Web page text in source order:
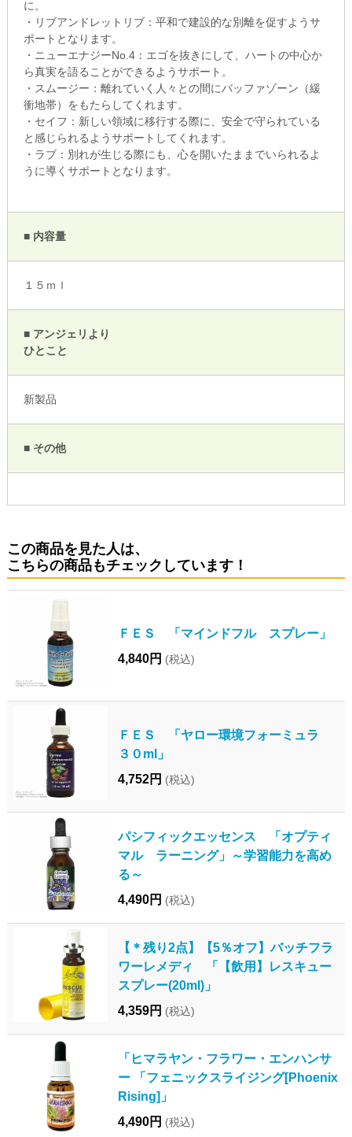
に。
・リブアンドレットリブ：平和で建設的な別離を促すようサ
ポートとなります。
・ニューエナジーNo.4：エゴを抜きにして、ハートの中心か
ら真実を語ることができるようサポート。
・スムージー：離れていく人々との間にバッファゾーン（緩
衝地帯）をもたらしてくれます。
・セイフ：新しい領域に移行する際に、安全で守られている
と感じられるようサポートしてくれます。
・ラブ：別れが生じる際にも、心を開いたままでいられるよ
うに導くサポートとなります。
■ 内容量
１５ｍｌ
■ アンジェリより
ひとこと
新製品
■ その他
この商品を見た人は、
こちらの商品もチェックしています！
ＦＥＳ 「マインドフル スプレー」
4,840円 (税込)
ＦＥＳ 「ヤロー環境フォーミュラ
３０ml」
4,752円 (税込)
パシフィックエッセンス 「オプティ
マル ラーニング」～学習能力を高め
る～
4,490円 (税込)
【＊残り2点】【5％オフ】バッチフラ
ワーレメディ 「【飲用】レスキュー
スプレー(20ml)」
4,359円 (税込)
「ヒマラヤン・フラワー・エンハンサ
ー 「フェニックスライジング[Phoenix
Rising]」
4,490円 (税込)